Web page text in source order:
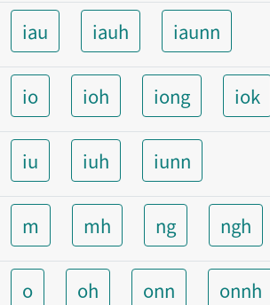
iau iauh iaunn
io ioh iong iok
iu iuh iunn
m mh ng ngh
o oh onn onnh